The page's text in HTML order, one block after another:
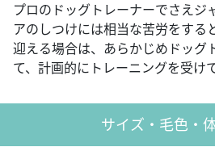
プロのドッグトレーナーでさえジ
アのしつけには相当な苦労をする
迎える場合は、あらかじめドッグ
て、計画的にトレーニングを受け
サイズ・毛色・